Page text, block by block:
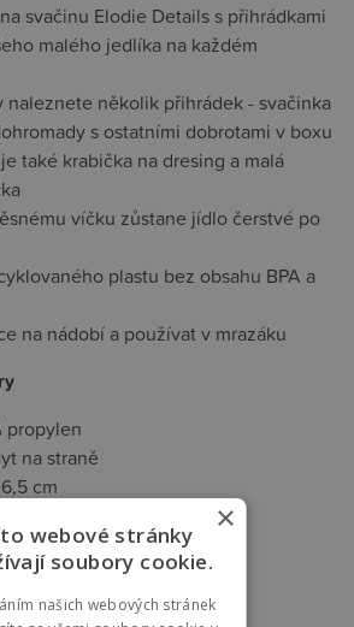
svačinu Elodie Details s přihrádkami
malého jedlíka na každém
naleznete několik přihrádek - svačinka
s ostatními dobrotami v boxu
také krabička na dresing a malá
víčku zůstane jídlo čerstvé po
plastu bez obsahu BPA a
na nádobí a používat v mrazáku
propylen
na straně
cm
×
webové stránky
soubory cookie.
našich webových stránek